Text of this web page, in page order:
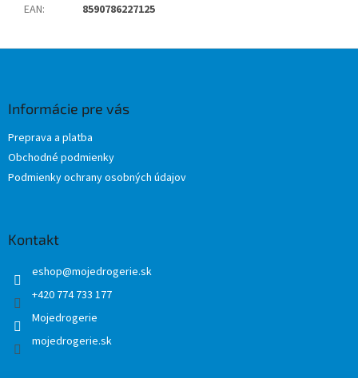
EAN: 8590786227125
Informácie pre vás
Preprava a platba
Obchodné podmienky
Podmienky ochrany osobných údajov
Kontakt
eshop@mojedrogerie.sk
+420 774 733 177
Mojedrogerie
mojedrogerie.sk